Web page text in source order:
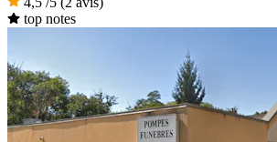
top notes